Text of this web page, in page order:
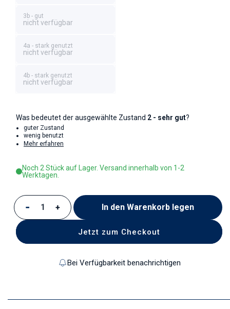
3b - gut
nicht verfügbar
4a - stark genutzt
nicht verfügbar
4b - stark genutzt
nicht verfügbar
Was bedeutet der ausgewählte Zustand 2 - sehr gut?
guter Zustand
wenig benutzt
Mehr erfahren
Noch 2 Stück auf Lager. Versand innerhalb von 1-2
Werktagen.
Verringere die Menge für Zuckerdose
Erhöhe die Menge für Zuckerdose
In den Warenkorb legen
Jetzt zum Checkout
Bei Verfügbarkeit benachrichtigen